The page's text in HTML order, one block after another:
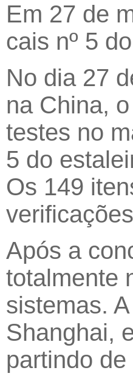
Em 27 de
cais nº 5
No dia 27
na China,
testes no
5 do
Os 149
Após a
totalmente
sistemas.
Shanghai,
partindo